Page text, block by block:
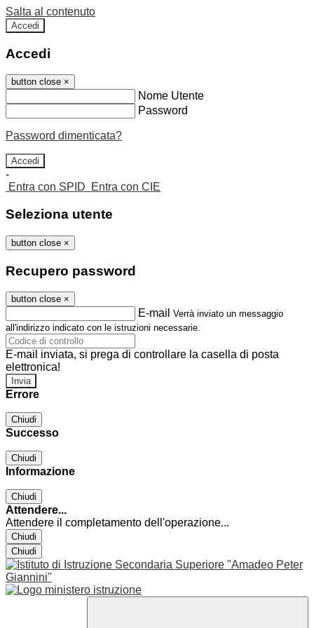
Salta al contenuto
Accedi
Accedi
button close ×
Nome Utente
Password
Password dimenticata?
-
Entra con SPID
Entra con CIE
Seleziona utente
button close ×
Recupero password
button close ×
E-mail Verrà inviato un messaggio
all'indirizzo indicato con le istruzioni necessarie.
E-mail inviata, si prega di controllare la casella di posta
elettronica!
Errore
Chiudi
Successo
Chiudi
Informazione
Chiudi
Attendere...
Attendere il completamento dell'operazione...
Chiudi
Chiudi